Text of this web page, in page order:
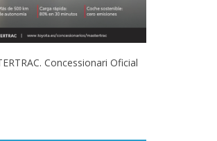
Concessionari Oficial